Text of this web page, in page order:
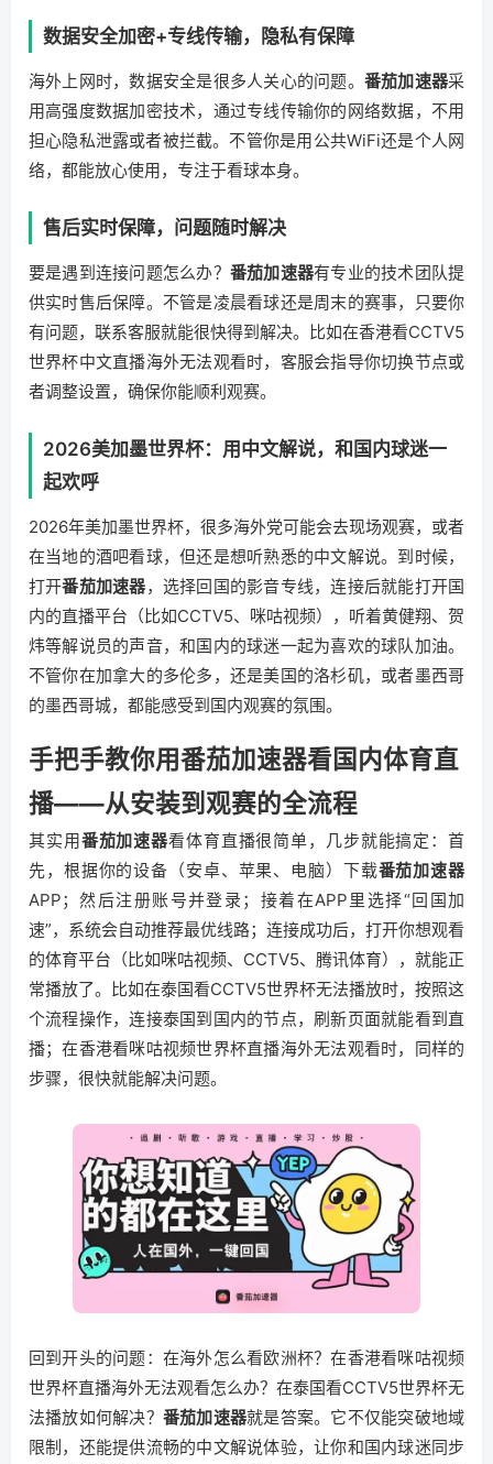
数据安全加密+专线传输，隐私有保障
海外上网时，数据安全是很多人关心的问题。 番茄加速器采
用高强度数据加密技术，通过专线传输你的网络数据，不用
担心隐私泄露或者被拦截。不管你是用公共WiFi还是个人网
络，都能放心使用，专注于看球本身。
售后实时保障，问题随时解决
要是遇到连接问题怎么办？ 番茄加速器有专业的技术团队提
供实时售后保障。不管是凌晨看球还是周末的赛事，只要你
有问题，联系客服就能很快得到解决。比如在香港看CCTV5
世界杯中文直播海外无法观看时，客服会指导你切换节点或
者调整设置，确保你能顺利观赛。
2026美加墨世界杯：用中文解说，和国内球迷一
起欢呼
2026年美加墨世界杯，很多海外党可能会去现场观赛，或者
在当地的酒吧看球，但还是想听熟悉的中文解说。到时候，
打开番茄加速器，选择回国的影音专线，连接后就能打开国
内的直播平台（比如CCTV5、咪咕视频），听着黄健翔、贺
炜等解说员的声音，和国内的球迷一起为喜欢的球队加油。
不管你在加拿大的多伦多，还是美国的洛杉矶，或者墨西哥
的墨西哥城，都能感受到国内观赛的氛围。
手把手教你用番茄加速器看国内体育直
播——从安装到观赛的全流程
其实用番茄加速器看体育直播很简单，几步就能搞定：首
先，根据你的设备（安卓、苹果、电脑）下载番茄加速器
APP；然后注册账号并登录；接着在APP里选择“回国加
速”，系统会自动推荐最优线路；连接成功后，打开你想观看
的体育平台（比如咪咕视频、CCTV5、腾讯体育），就能正
常播放了。比如在泰国看CCTV5世界杯无法播放时，按照这
个流程操作，连接泰国到国内的节点，刷新页面就能看到直
播；在香港看咪咕视频世界杯直播海外无法观看时，同样的
步骤，很快就能解决问题。
回到开头的问题：在海外怎么看欧洲杯？在香港看咪咕视频
世界杯直播海外无法观看怎么办？在泰国看CCTV5世界杯无
法播放如何解决？ 番茄加速器就是答案。它不仅能突破地域
限制，还能提供流畅的中文解说体验，让你和国内球迷同步